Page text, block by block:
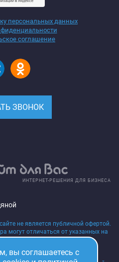
персональных данных
соглашение
ЗВОНОК
ИНТЕРНЕТ-РЕШЕНИЯ ДЛЯ БИЗНЕСА
не является публичной офертой.
могут отличаться от указанных на
товара на момент
на сайте о товарах,
ценах носит исключительно
вы соглашаетесь с